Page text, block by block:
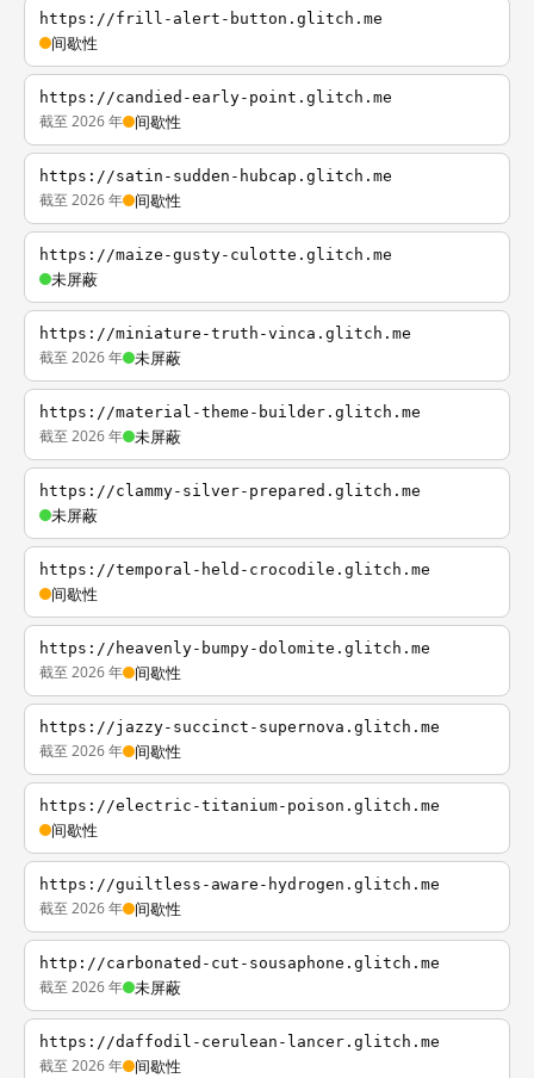
https://frill-alert-button.glitch.me
间歇性
https://candied-early-point.glitch.me
截至 2026 年 间歇性
https://satin-sudden-hubcap.glitch.me
截至 2026 年 间歇性
https://maize-gusty-culotte.glitch.me
未屏蔽
https://miniature-truth-vinca.glitch.me
截至 2026 年 未屏蔽
https://material-theme-builder.glitch.me
截至 2026 年 未屏蔽
https://clammy-silver-prepared.glitch.me
未屏蔽
https://temporal-held-crocodile.glitch.me
间歇性
https://heavenly-bumpy-dolomite.glitch.me
截至 2026 年 间歇性
https://jazzy-succinct-supernova.glitch.me
截至 2026 年 间歇性
https://electric-titanium-poison.glitch.me
间歇性
https://guiltless-aware-hydrogen.glitch.me
截至 2026 年 间歇性
http://carbonated-cut-sousaphone.glitch.me
截至 2026 年 未屏蔽
https://daffodil-cerulean-lancer.glitch.me
截至 2026 年 间歇性